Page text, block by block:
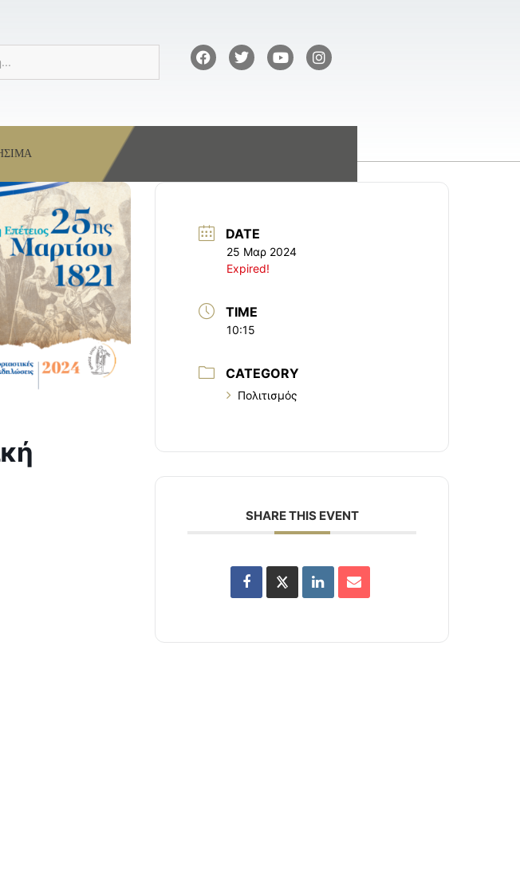
DATE
25 Μαρ 2024
Expired!
TIME
10:15
CATEGORY
Πολιτισμός
SHARE THIS EVENT